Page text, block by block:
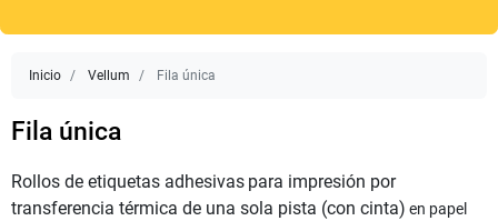
Inicio Vellum Fila única
Fila única
Rollos de etiquetas adhesivas para impresión por
transferencia térmica de una sola pista (con cinta) en papel